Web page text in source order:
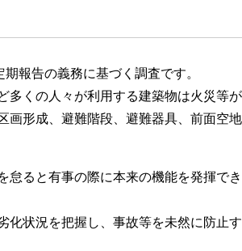
報告の義務に基づく調査です。
多くの人々が利用する建築物は火災等
画形成、避難階段、避難器具、前面空
怠ると有事の際に本来の機能を発揮で
化状況を把握し、事故等を未然に防止